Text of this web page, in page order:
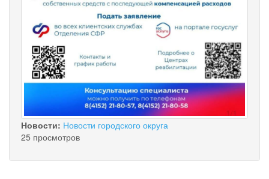
Новости: Новости городского округа
25 просмотров